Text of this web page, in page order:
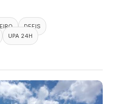
DEFIS
UPA 24H